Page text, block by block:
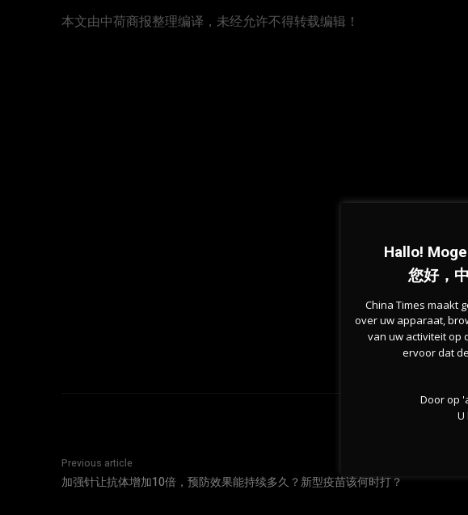
本文由中荷商报整理编译，未经允许不得转载编辑！
Previous article
加强针让抗体增加10倍，预防效果能持续多久？新型疫苗该何时打？
Hallo!
您好，
China Times maakt
over uw apparaat,
van uw activiteit op
ervoor dat
Door op
U